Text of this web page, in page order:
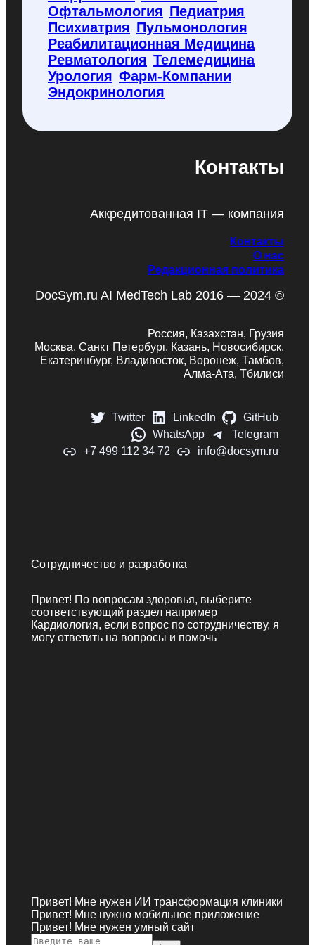
Офтальмология Педиатрия
Психиатрия Пульмонология
Реабилитационная Медицина
Ревматология Телемедицина
Урология Фарм-Компании
Эндокринология
Контакты
Аккредитованная IT — компания
Контакты
О нас
Редакционная политика
DocSym.ru AI MedTech Lab 2016 — 2024 ©
Россия, Казахстан, Грузия
Москва, Санкт Петербург, Казань, Новосибирск,
Екатеринбург, Владивосток, Воронеж, Тамбов,
Алма-Ата, Тбилиси
Twitter LinkedIn
GitHub
WhatsApp
Telegram
+7 499 112 34 72
info@docsym.ru
Сотрудничество и разработка
Привет! По вопросам здоровья, выберите
соответствующий раздел например
Кардиология, если вопрос по сотрудничеству, я
могу ответить на вопросы и помочь
Привет! Мне нужен ИИ трансформация клиники
Привет! Мне нужно мобильное приложение
Привет! Мне нужен умный сайт